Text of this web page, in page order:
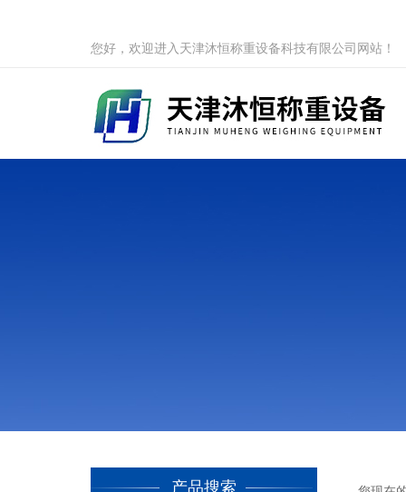
您好，欢迎进入天津沐恒称重设备科技有限公司网站！
产品搜索